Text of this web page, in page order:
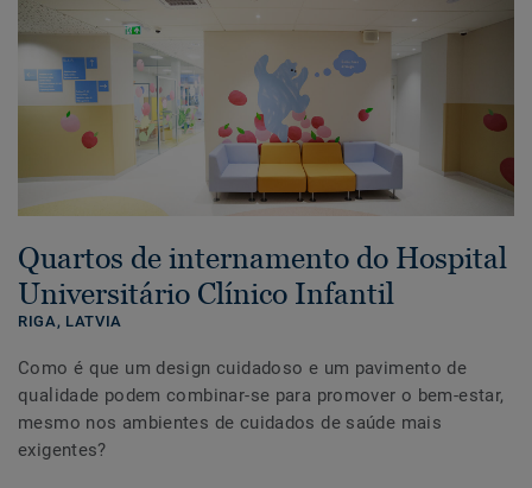
Quartos de internamento do Hospital
Universitário Clínico Infantil
RIGA, LATVIA
Como é que um design cuidadoso e um pavimento de
qualidade podem combinar-se para promover o bem-estar,
mesmo nos ambientes de cuidados de saúde mais
exigentes?